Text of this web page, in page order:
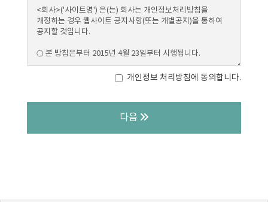
개인정보 처리방침에 동의합니다.
다음